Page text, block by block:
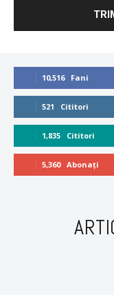
10,516 Fani
521 Cititori
1,835 Cititori
5,360 Abonați